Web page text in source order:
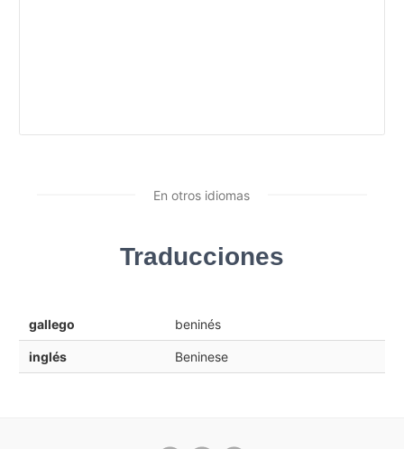
En otros idiomas
Traducciones
gallego beninés
inglés Beninese